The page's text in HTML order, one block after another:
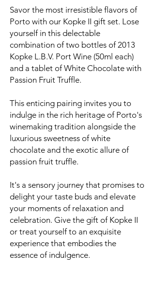
Savor the most irresistible flavors of
Porto with our Kopke II gift set. Lose
yourself in this delectable
combination of two bottles of 2013
Kopke L.B.V. Port Wine (50ml each)
and a tablet of White Chocolate with
Passion Fruit Truffle.
This enticing pairing invites you to
indulge in the rich heritage of Porto's
winemaking tradition alongside the
luxurious sweetness of white
chocolate and the exotic allure of
passion fruit truffle.
It's a sensory journey that promises to
delight your taste buds and elevate
your moments of relaxation and
celebration. Give the gift of Kopke II
or treat yourself to an exquisite
experience that embodies the
essence of indulgence.